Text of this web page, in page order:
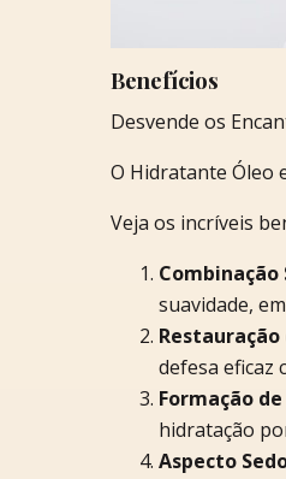
Benefícios
Desvende os
O Hidratante Óleo
Veja os incríveis
Combinação
suavidade,
defesa eficaz
Formação
hidratação
Aspecto